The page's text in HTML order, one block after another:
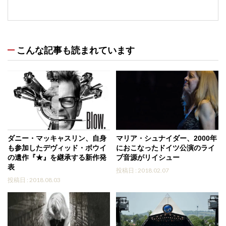
こんな記事も読まれています
ダニー・マッキャスリン、自身
も参加したデヴィッド・ボウイ
の遺作『★』を継承する新作発
表
投稿日 : 2018.08.03
マリア・シュナイダー、2000年
におこなったドイツ公演のライ
ブ音源がリイシュー
投稿日 : 2018.02.07